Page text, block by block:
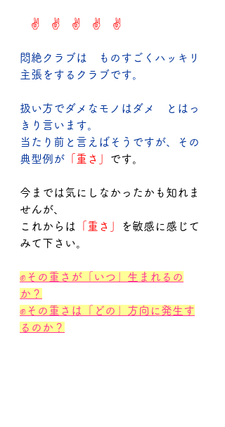
✌　✌　✌　✌　✌
悶絶クラブは　ものすごくハッキリ
主張をするクラブです。
扱い方でダメなモノはダメ　とはっ
きり言います。
当たり前と言えばそうですが、その
典型例が 「重さ」 です。
今までは気にしなかったかも知れま
せんが、
これからは
「重さ」
を敏感に感じて
みて下さい。
✊その重さが「いつ」生まれるの
か？
✊その重さは「どの」方向に発生す
るのか？